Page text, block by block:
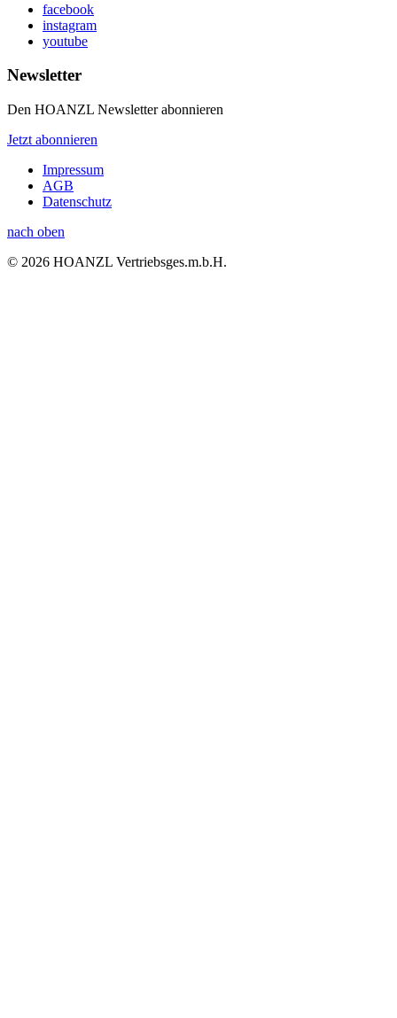
facebook
instagram
youtube
Newsletter
Den HOANZL Newsletter abonnieren
Jetzt abonnieren
Impressum
AGB
Datenschutz
nach oben
© 2026 HOANZL Vertriebsges.m.b.H.